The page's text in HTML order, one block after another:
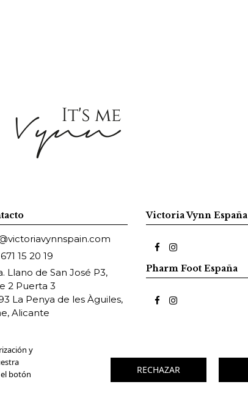
15 20 19
Llano de San José P3,
2 Puerta 3
La Penya de les Àguiles,
Alicante
Victoria Vynn España
Pharm Foot España
y
botón
RECHAZAR